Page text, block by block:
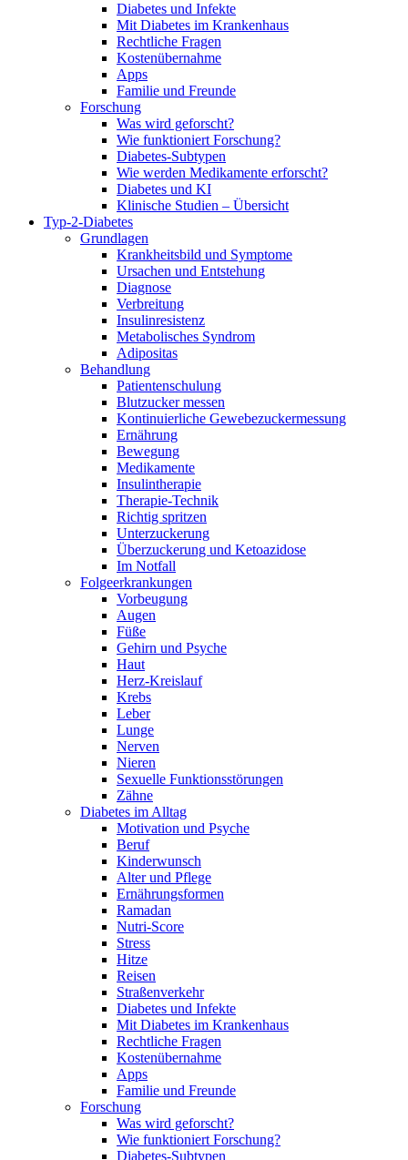
Diabetes und Infekte
Mit Diabetes im Krankenhaus
Rechtliche Fragen
Kostenübernahme
Apps
Familie und Freunde
Forschung
Was wird geforscht?
Wie funktioniert Forschung?
Diabetes-Subtypen
Wie werden Medikamente erforscht?
Diabetes und KI
Klinische Studien – Übersicht
Typ-2-Diabetes
Grundlagen
Krankheitsbild und Symptome
Ursachen und Entstehung
Diagnose
Verbreitung
Insulinresistenz
Metabolisches Syndrom
Adipositas
Behandlung
Patientenschulung
Blutzucker messen
Kontinuierliche Gewebezuckermessung
Ernährung
Bewegung
Medikamente
Insulintherapie
Therapie-Technik
Richtig spritzen
Unterzuckerung
Überzuckerung und Ketoazidose
Im Notfall
Folgeerkrankungen
Vorbeugung
Augen
Füße
Gehirn und Psyche
Haut
Herz-Kreislauf
Krebs
Leber
Lunge
Nerven
Nieren
Sexuelle Funktionsstörungen
Zähne
Diabetes im Alltag
Motivation und Psyche
Beruf
Kinderwunsch
Alter und Pflege
Ernährungsformen
Ramadan
Nutri-Score
Stress
Hitze
Reisen
Straßenverkehr
Diabetes und Infekte
Mit Diabetes im Krankenhaus
Rechtliche Fragen
Kostenübernahme
Apps
Familie und Freunde
Forschung
Was wird geforscht?
Wie funktioniert Forschung?
Diabetes-Subtypen